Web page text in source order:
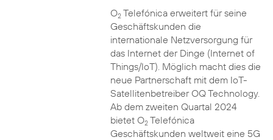
O2Telefónica erweitert für seine
Geschäftskunden die
internationale Netzversorgung für
das Internet der Dinge (Internet of
Things/IoT). Möglich macht dies die
neue Partnerschaft mit dem IoT-
Satellitenbetreiber OQ Technology.
Ab dem zweiten Quartal 2024
bietet O2Telefónica
Geschäftskunden weltweit eine 5G